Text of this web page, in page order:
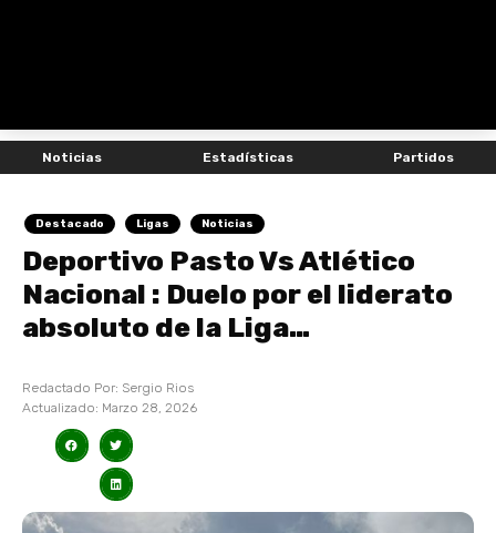
Noticias Estadísticas Partidos
Destacado Ligas Noticias
Deportivo Pasto Vs Atlético
Nacional : Duelo por el liderato
absoluto de la Liga…
Redactado Por: Sergio Rios
Actualizado: Marzo 28, 2026